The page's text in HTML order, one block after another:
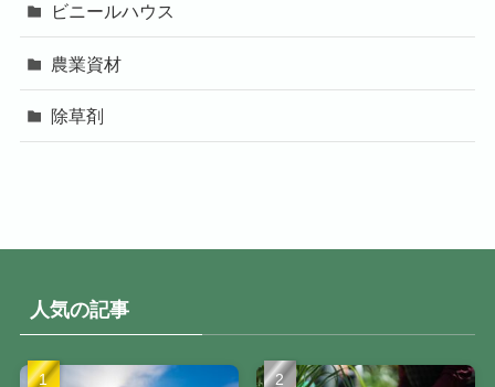
ビニールハウス
農業資材
除草剤
人気の記事